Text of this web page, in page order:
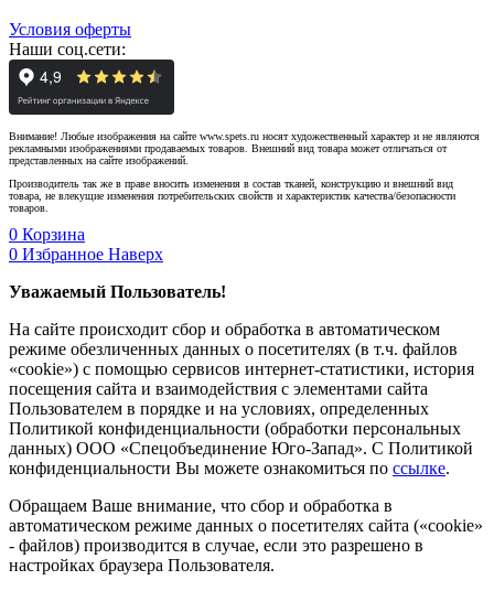
Условия оферты
Наши соц.сети:
Внимание! Любые изображения на сайте www.spets.ru носят художественный характер и не являются
рекламными изображениями продаваемых товаров. Внешний вид товара может отличаться от
представленных на сайте изображений.
Производитель так же в праве вносить изменения в состав тканей, конструкцию и внешний вид
товара, не влекущие изменения потребительских свойств и характеристик качества/безопасности
товаров.
0 Корзина
0 Избранное Наверх
Уважаемый Пользователь!
На сайте происходит сбор и обработка в автоматическом
режиме обезличенных данных о посетителях (в т.ч. файлов
«cookie») с помощью сервисов интернет-статистики, история
посещения сайта и взаимодействия с элементами сайта
Пользователем в порядке и на условиях, определенных
Политикой конфиденциальности (обработки персональных
данных) ООО «Спецобъединение Юго-Запад». С Политикой
конфиденциальности Вы можете ознакомиться по ссылке.
Обращаем Ваше внимание, что сбор и обработка в
автоматическом режиме данных о посетителях сайта («cookie»
- файлов) производится в случае, если это разрешено в
настройках браузера Пользователя.